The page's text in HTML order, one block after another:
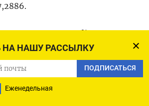
НАШУ РАССЫЛКУ
ПОДПИСАТЬСЯ
Еженедельная
юань упал на 2,3% и находится
2023 года, поскольку
связанные с
недвижимости,
и падением